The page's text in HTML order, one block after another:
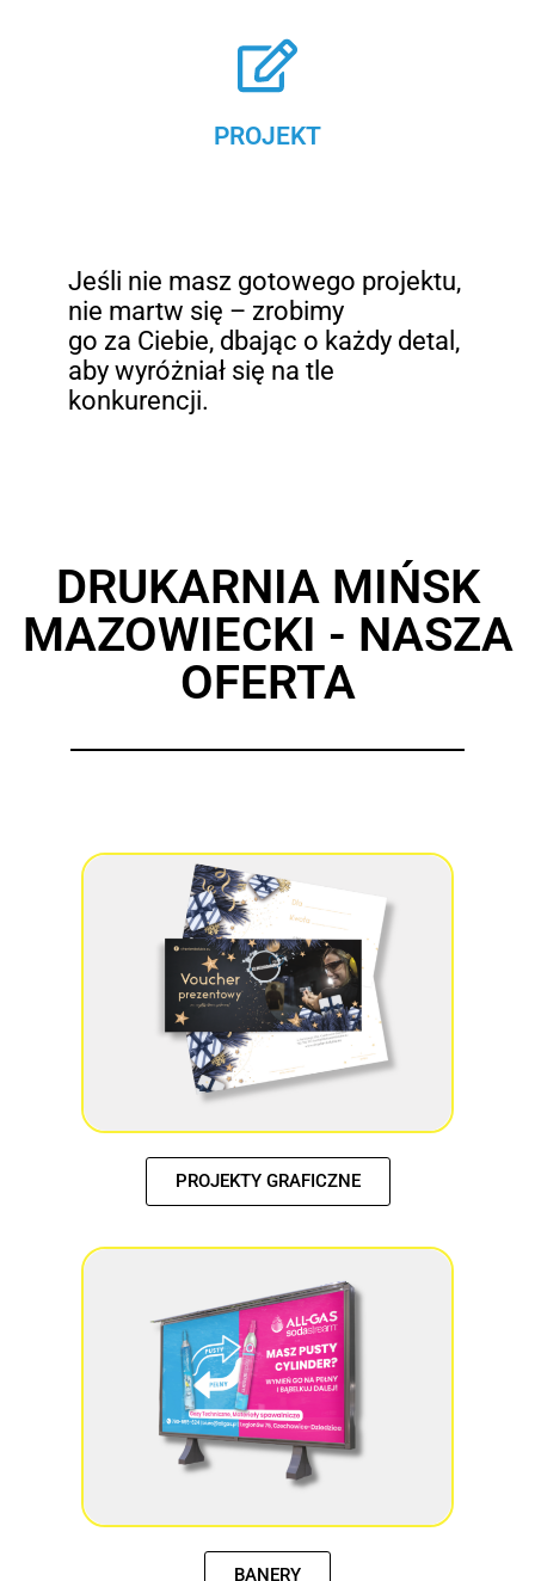
PROJEKT
Jeśli nie masz gotowego projektu,
nie martw się – zrobimy
go za Ciebie, dbając o każdy detal,
aby wyróżniał się na tle
konkurencji.
DRUKARNIA MIŃSK
MAZOWIECKI - NASZA
OFERTA
PROJEKTY GRAFICZNE
BANERY